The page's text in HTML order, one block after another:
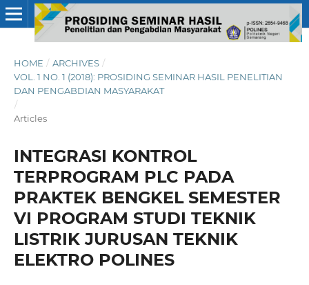
HOME / ARCHIVES /
VOL. 1 NO. 1 (2018): PROSIDING SEMINAR HASIL PENELITIAN
DAN PENGABDIAN MASYARAKAT
/
Articles
INTEGRASI KONTROL
TERPROGRAM PLC PADA
PRAKTEK BENGKEL SEMESTER
VI PROGRAM STUDI TEKNIK
LISTRIK JURUSAN TEKNIK
ELEKTRO POLINES